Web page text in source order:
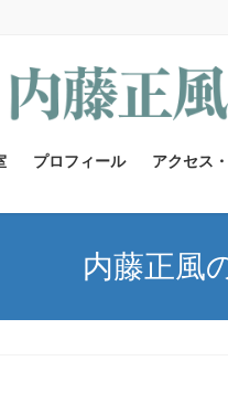
プロフィール アクセス
内藤正風